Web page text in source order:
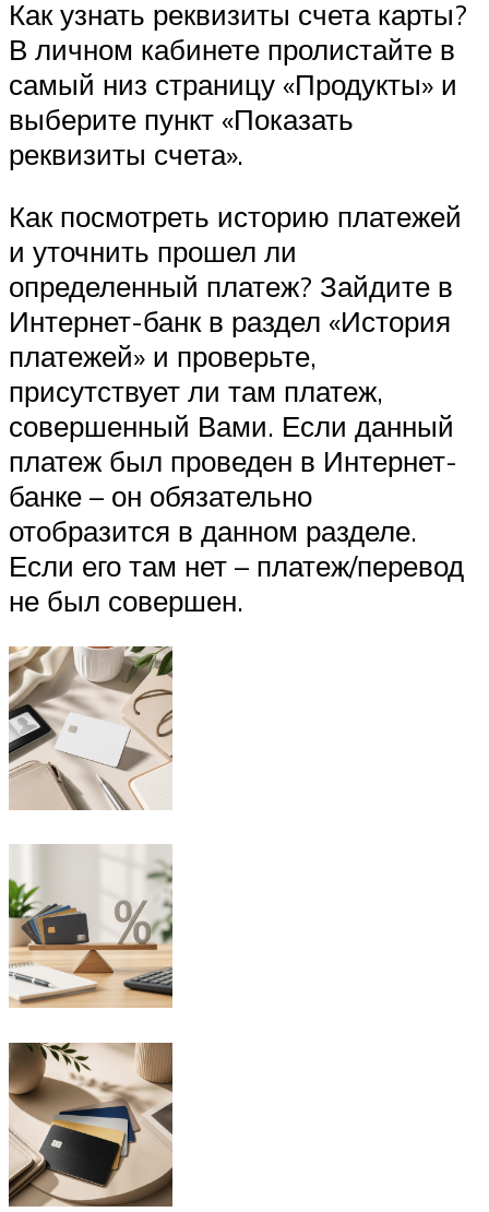
Как узнать реквизиты счета карты?
В личном кабинете пролистайте в
самый низ страницу «Продукты» и
выберите пункт «Показать
реквизиты счета».
Как посмотреть историю платежей
и уточнить прошел ли
определенный платеж? Зайдите в
Интернет-банк в раздел «История
платежей» и проверьте,
присутствует ли там платеж,
совершенный Вами. Если данный
платеж был проведен в Интернет-
банке – он обязательно
отобразится в данном разделе.
Если его там нет – платеж/перевод
не был совершен.